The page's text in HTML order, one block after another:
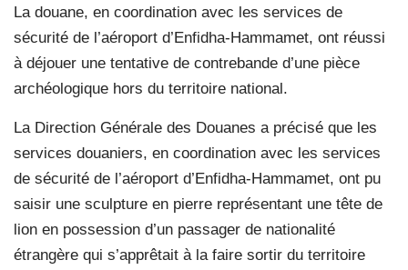
La douane, en coordination avec les services de
sécurité de l’aéroport d’Enfidha-Hammamet, ont réussi
à déjouer une tentative de contrebande d’une pièce
archéologique hors du territoire national.
La Direction Générale des Douanes a précisé que les
services douaniers, en coordination avec les services
de sécurité de l’aéroport d’Enfidha-Hammamet, ont pu
saisir une sculpture en pierre représentant une tête de
lion en possession d’un passager de nationalité
étrangère qui s’apprêtait à la faire sortir du territoire